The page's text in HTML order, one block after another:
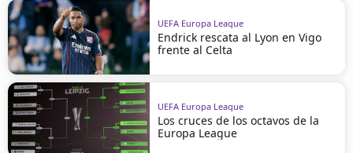
UEFA Europa League
Endrick rescata al Lyon en Vigo
frente al Celta
UEFA Europa League
Los cruces de los octavos de la
Europa League